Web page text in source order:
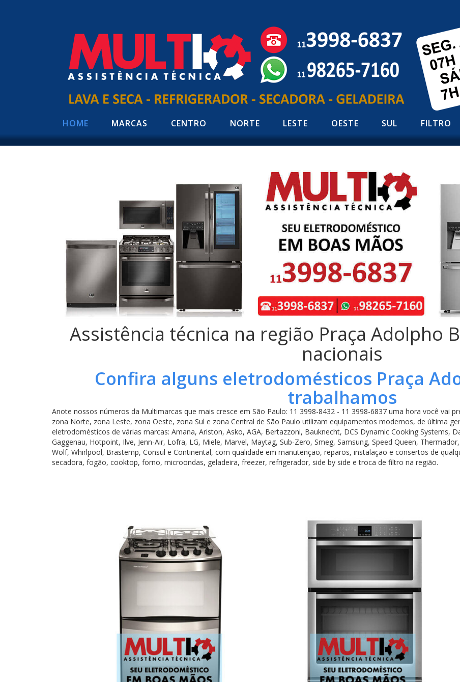
HOME MARCAS CENTRO NORTE LESTE OESTE SUL FILTRO
Assistência técnica na região Praça Adolpho
nacionais
Confira alguns eletrodomésticos Praça
trabalhamos
Anote nossos números da Multimarcas que mais cresce em São Paulo: 11 3998-8432 - 11 3998-6837 uma hora você vai
zona Norte, zona Leste, zona Oeste, zona Sul e zona Central de São Paulo utilizam equipamentos modernos, de última
eletrodomésticos de várias marcas: Amana, Ariston, Asko, AGA, Bertazzoni, Bauknecht, DCS Dynamic Cooking Systems,
Gaggenau, Hotpoint, Ilve, Jenn-Air, Lofra, LG, Miele, Marvel, Maytag, Sub-Zero, Smeg, Samsung, Speed Queen,
Wolf, Whirlpool, Brastemp, Consul e Continental, com qualidade em manutenção, reparos, instalação e consertos de
secadora, fogão, cooktop, forno, microondas, geladeira, freezer, refrigerador, side by side e troca de filtro na região.